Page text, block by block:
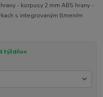
- korpusy 2 mm ABS hrany -
s integrovaným tlmením
týždňov